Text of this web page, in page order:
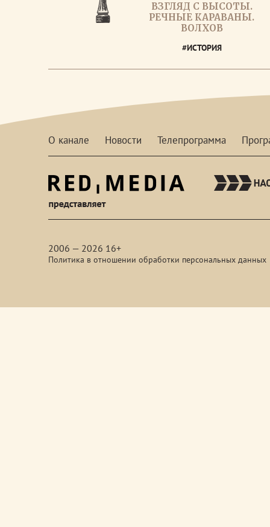
ВЗГЛЯД С ВЫСОТЫ.
РЕЧНЫЕ КАРАВАНЫ.
ВОЛХОВ
#ИСТОРИЯ
О канале Новости Телепрограмма
2006 — 2026 16+
Политика в отношении обработки персональных данных